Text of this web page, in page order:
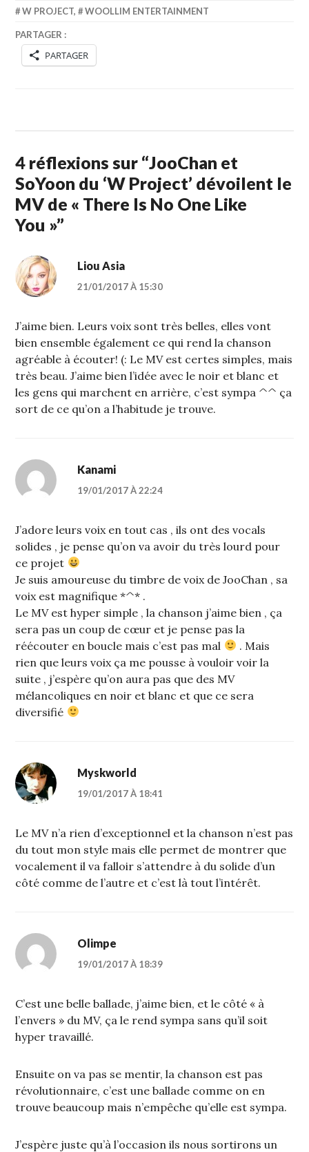
W PROJECT, WOOLLIM ENTERTAINMENT
PARTAGER :
PARTAGER
4 réflexions sur “JooChan et
SoYoon du ‘W Project’ dévoilent le
MV de « There Is No One Like
You »”
Liou Asia
21/01/2017 À 15:30
J’aime bien. Leurs voix sont très belles, elles vont
bien ensemble également ce qui rend la chanson
agréable à écouter! (: Le MV est certes simples, mais
très beau. J’aime bien l’idée avec le noir et blanc et
les gens qui marchent en arrière, c’est sympa ^^ ça
sort de ce qu’on a l’habitude je trouve.
Kanami
19/01/2017 À 22:24
J’adore leurs voix en tout cas , ils ont des vocals
solides , je pense qu’on va avoir du très lourd pour
ce projet
Je suis amoureuse du timbre de voix de JooChan , sa
voix est magnifique *^* .
Le MV est hyper simple , la chanson j’aime bien , ça
sera pas un coup de cœur et je pense pas la
réécouter en boucle mais c’est pas mal
. Mais
rien que leurs voix ça me pousse à vouloir voir la
suite , j’espère qu’on aura pas que des MV
mélancoliques en noir et blanc et que ce sera
diversifié
Myskworld
19/01/2017 À 18:41
Le MV n’a rien d’exceptionnel et la chanson n’est pas
du tout mon style mais elle permet de montrer que
vocalement il va falloir s’attendre à du solide d’un
côté comme de l’autre et c’est là tout l’intérêt.
Olimpe
19/01/2017 À 18:39
C’est une belle ballade, j’aime bien, et le côté « à
l’envers » du MV, ça le rend sympa sans qu’il soit
hyper travaillé.
Ensuite on va pas se mentir, la chanson est pas
révolutionnaire, c’est une ballade comme on en
trouve beaucoup mais n’empêche qu’elle est sympa.
J’espère juste qu’à l’occasion ils nous sortirons un